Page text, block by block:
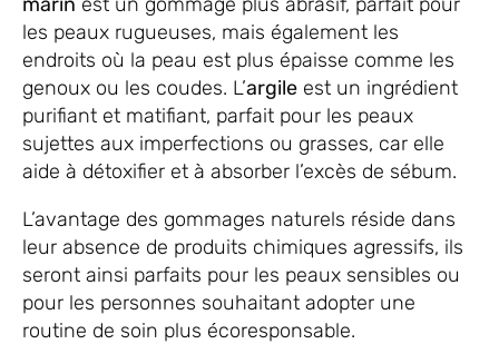
les peaux rugueuses, mais également les
endroits où la peau est plus épaisse comme les
genoux ou les coudes. L’argile est un ingrédient
purifiant et matifiant, parfait pour les peaux
sujettes aux imperfections ou grasses, car elle
aide à détoxifier et à absorber l’excès de sébum.
L’avantage des gommages naturels réside dans
leur absence de produits chimiques agressifs, ils
seront ainsi parfaits pour les peaux sensibles ou
pour les personnes souhaitant adopter une
routine de soin plus écoresponsable.